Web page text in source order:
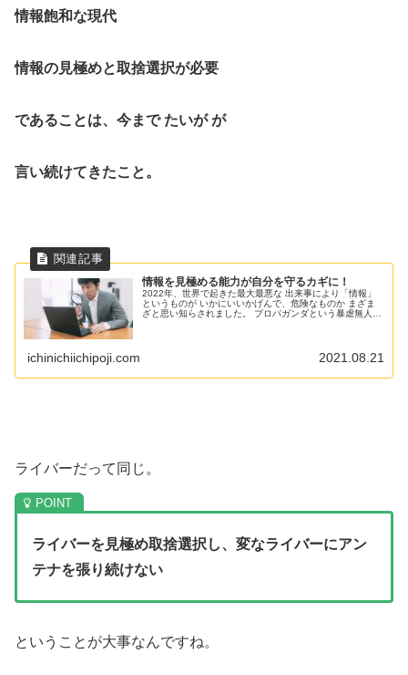
情報飽和な現代
情報の見極めと取捨選択が必要
であることは、今まで たいが が
言い続けてきたこと。
情報を見極める能力が自分を守るカギに！
2022年、世界で起きた最大最悪な 出来事により「情報」
というものが いかにいいかげんで、危険なものか まざま
ざと思い知らされました。 プロパガンダという暴虐無人な
ichinichiichipoji.com 2021.08.21
ライバーだって同じ。
ライバーを見極め取捨選択し、変なライバーにアン
テナを張り続けない
ということが大事なんですね。